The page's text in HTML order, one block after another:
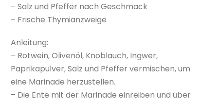
– Salz und Pfeffer nach Geschmack
– Frische Thymianzweige
Anleitung:
– Rotwein, Olivenöl, Knoblauch, Ingwer,
Paprikapulver, Salz und Pfeffer vermischen, um
eine Marinade herzustellen.
– Die Ente mit der Marinade einreiben und über